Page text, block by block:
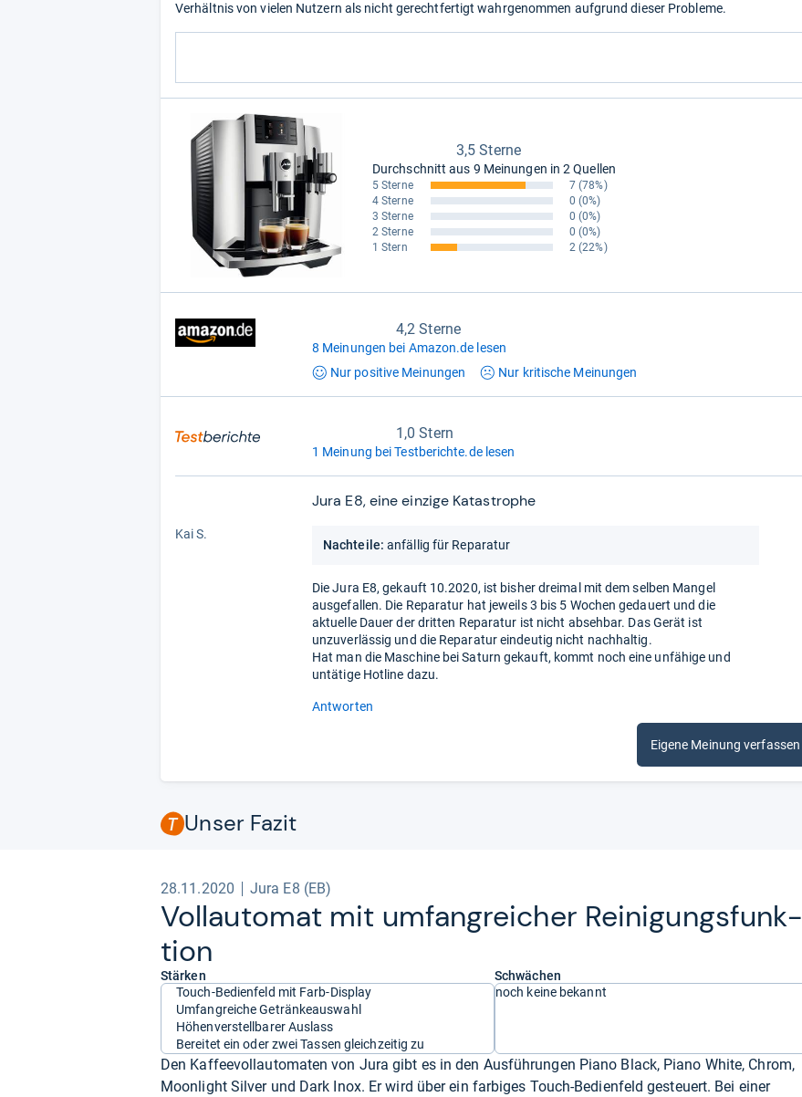
Verhältnis von vielen Nutzern als nicht gerechtfertigt wahrgenommen aufgrund dieser Probleme.
3,5 Sterne
Durchschnitt aus 9 Meinungen in 2 Quellen
5 Sterne 7 (78%)
4 Sterne
0 (0%)
3 Sterne
0 (0%)
2 Sterne
0 (0%)
1 Stern
2 (22%)
4,2 Sterne
8 Meinungen bei Amazon.de lesen
Nur positive Meinungen Nur kritische Meinungen
1,0 Stern
1 Meinung bei Testberichte.de lesen
von
Kai S.
Jura E8, eine einzige Katastrophe
Nachteile: anfällig für Reparatur
Die Jura E8, gekauft 10.2020, ist bisher dreimal mit dem selben Mangel
ausgefallen. Die Reparatur hat jeweils 3 bis 5 Wochen gedauert und die
aktuelle Dauer der dritten Reparatur ist nicht absehbar. Das Gerät ist
unzuverlässig und die Reparatur eindeutig nicht nachhaltig.
Hat man die Maschine bei Saturn gekauft, kommt noch eine unfähige und
untätige Hotline dazu.
Antworten
Eigene Meinung verfassen
Unser Fazit
28.11.2020 Jura E8 (EB)
Voll­au­to­mat mit umfang­rei­cher Rei­ni­gungs­funk­
tion
Stärken
Touch-Bedienfeld mit Farb-Display
Umfangreiche Getränkeauswahl
Höhenverstellbarer Auslass
Bereitet ein oder zwei Tassen gleichzeitig zu
Schwächen
noch keine bekannt
Den Kaffeevollautomaten von Jura gibt es in den Ausführungen Piano Black, Piano White, Chrom,
Moonlight Silver und Dark Inox. Er wird über ein farbiges Touch-Bedienfeld gesteuert. Bei einer